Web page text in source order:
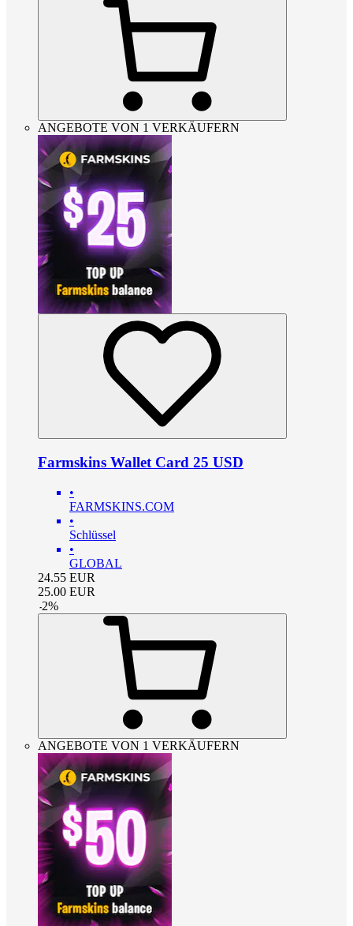
ANGEBOTE VON 1 VERKÄUFERN
Farmskins Wallet Card 25 USD
•
FARMSKINS.COM
•
Schlüssel
•
GLOBAL
24.55 EUR
25.00 EUR
-2%
ANGEBOTE VON 1 VERKÄUFERN